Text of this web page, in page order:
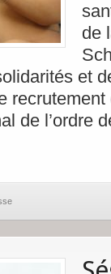
de
et
de l’ordre